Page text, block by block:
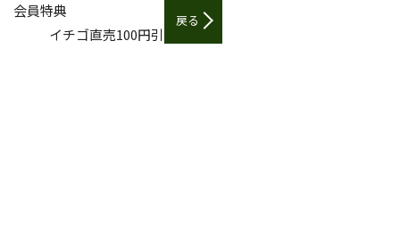
会員特典
イチゴ直売100円引
戻る